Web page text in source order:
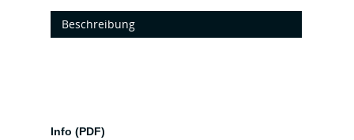
Beschreibung
Info (PDF)